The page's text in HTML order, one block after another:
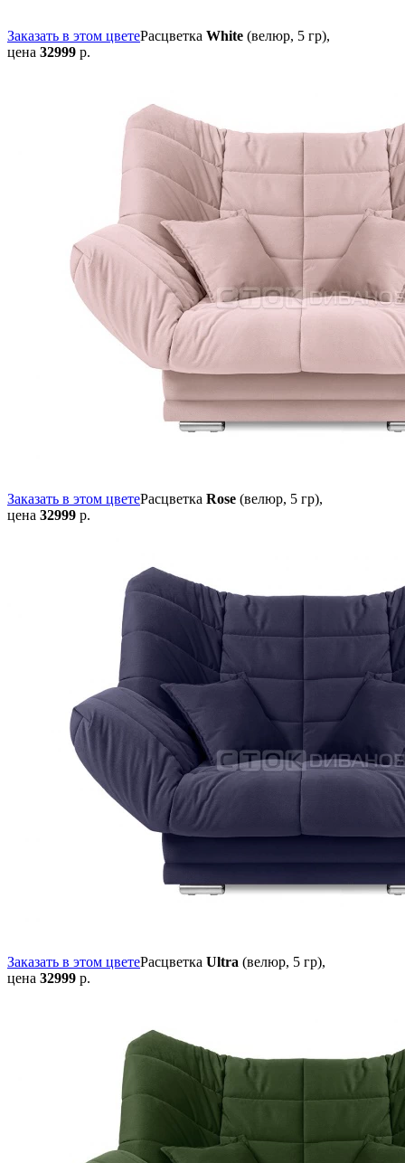
Заказать в этом цветеРасцветка White (велюр, 5 гр),
цена 32999 р.
Заказать в этом цветеРасцветка Rose (велюр, 5 гр),
цена 32999 р.
Заказать в этом цветеРасцветка Ultra (велюр, 5 гр),
цена 32999 р.